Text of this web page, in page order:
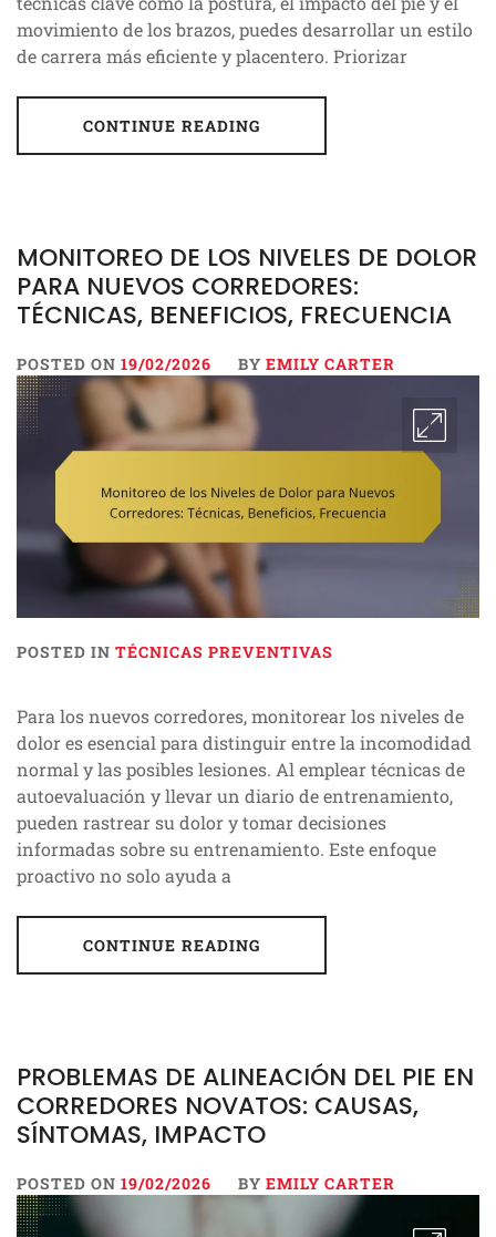
movimiento de los brazos, puedes desarrollar un estilo
de carrera más eficiente y placentero. Priorizar
CONTINUE READING
MONITOREO DE LOS NIVELES DE DOLOR
PARA NUEVOS CORREDORES:
TÉCNICAS, BENEFICIOS, FRECUENCIA
POSTED ON 19/02/2026 BY EMILY CARTER
POSTED IN TÉCNICAS PREVENTIVAS
Para los nuevos corredores, monitorear los niveles de
dolor es esencial para distinguir entre la incomodidad
normal y las posibles lesiones. Al emplear técnicas de
autoevaluación y llevar un diario de entrenamiento,
pueden rastrear su dolor y tomar decisiones
informadas sobre su entrenamiento. Este enfoque
proactivo no solo ayuda a
CONTINUE READING
PROBLEMAS DE ALINEACIÓN DEL PIE EN
CORREDORES NOVATOS: CAUSAS,
SÍNTOMAS, IMPACTO
POSTED ON 19/02/2026 BY EMILY CARTER